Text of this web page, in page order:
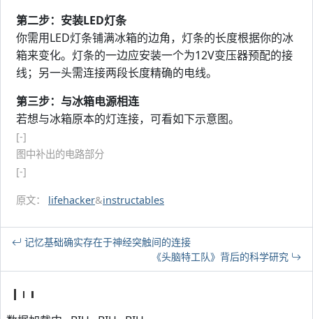
第二步：安装LED灯条
你需用LED灯条铺满冰箱的边角，灯条的长度根据你的冰
箱来变化。灯条的一边应安装一个为12V变压器预配的接
线；另一头需连接两段长度精确的电线。
第三步：与冰箱电源相连
若想与冰箱原本的灯连接，可看如下示意图。
[-]
图中补出的电路部分
[-]
原文： lifehacker&instructables
记忆基础确实存在于神经突触间的连接
《头脑特工队》背后的科学研究